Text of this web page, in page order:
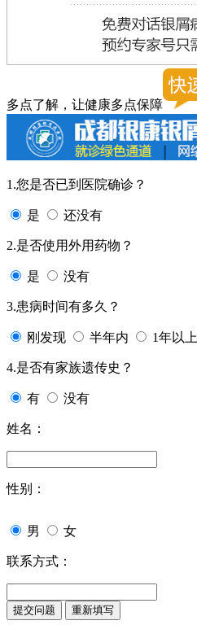
多点了解，让健康多点保障
1.您是否已到医院确诊？
是 还没有
2.是否使用外用药物？
是 没有
3.患病时间有多久？
刚发现 半年内 1年以上
4.是否有家族遗传史？
有 没有
姓名：
性别：
男 女
联系方式：